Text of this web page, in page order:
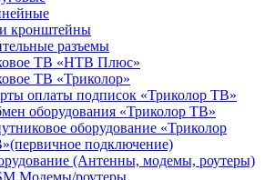
кронштейны
разъемы
ТВ «НТВ Плюс»
ТВ «Триколор»
оплаты подписок «Триколор ТВ»
оборудования «Триколор ТВ»
оборудование «Триколор
подключение)
(Антенны, модемы, роутеры)
Модемы/роутеры